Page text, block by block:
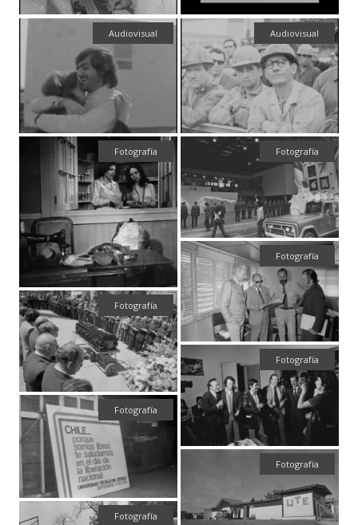
Audiovisual Audiovisual
Fotografía Fotografía
Fotografía
Fotografía
Fotografía
Fotografía
Fotografía
Fotografía